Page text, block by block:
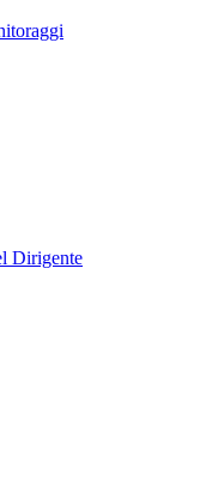
Dirigente